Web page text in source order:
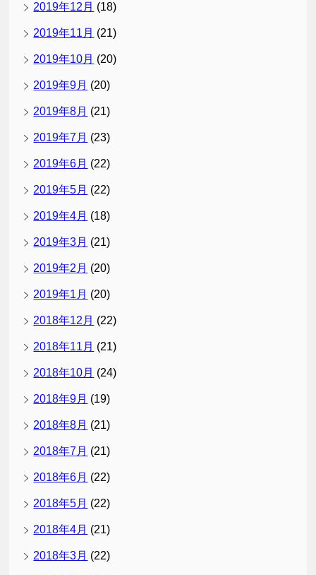
2019年12月 (18)
2019年11月 (21)
2019年10月 (20)
2019年9月 (20)
2019年8月 (21)
2019年7月 (23)
2019年6月 (22)
2019年5月 (22)
2019年4月 (18)
2019年3月 (21)
2019年2月 (20)
2019年1月 (20)
2018年12月 (22)
2018年11月 (21)
2018年10月 (24)
2018年9月 (19)
2018年8月 (21)
2018年7月 (21)
2018年6月 (22)
2018年5月 (22)
2018年4月 (21)
2018年3月 (22)